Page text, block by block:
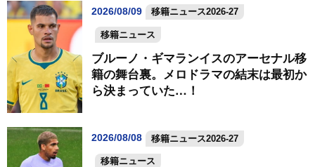
2026/08/09 移籍ニュース2026-27
移籍ニュース
ブルーノ・ギマランイスのアーセナル移
籍の舞台裏。メロドラマの結末は最初か
ら決まっていた…！
2026/08/08 移籍ニュース2026-27
移籍ニュース